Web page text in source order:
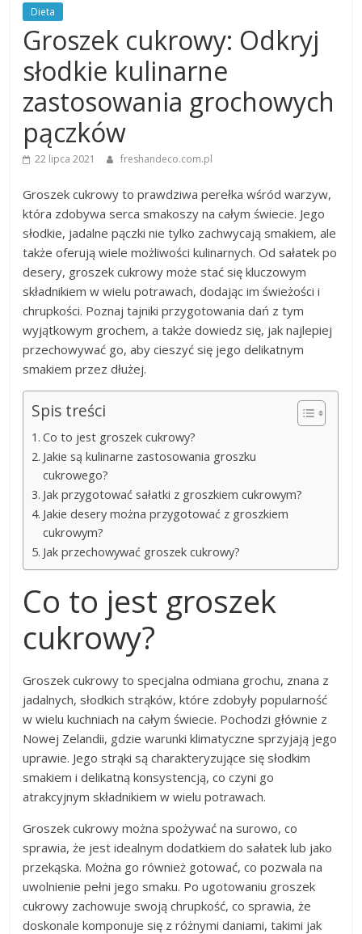
Dieta
Groszek cukrowy: Odkryj
słodkie kulinarne
zastosowania grochowych
pączków
22 lipca 2021 freshandeco.com.pl
Groszek cukrowy to prawdziwa perełka wśród warzyw,
która zdobywa serca smakoszy na całym świecie. Jego
słodkie, jadalne pączki nie tylko zachwycają smakiem, ale
także oferują wiele możliwości kulinarnych. Od sałatek po
desery, groszek cukrowy może stać się kluczowym
składnikiem w wielu potrawach, dodając im świeżości i
chrupkości. Poznaj tajniki przygotowania dań z tym
wyjątkowym grochem, a także dowiedz się, jak najlepiej
przechowywać go, aby cieszyć się jego delikatnym
smakiem przez dłużej.
Spis treści
Co to jest groszek cukrowy?
Jakie są kulinarne zastosowania groszku
cukrowego?
Jak przygotować sałatki z groszkiem cukrowym?
Jakie desery można przygotować z groszkiem
cukrowym?
Jak przechowywać groszek cukrowy?
Co to jest groszek
cukrowy?
Groszek cukrowy to specjalna odmiana grochu, znana z
jadalnych, słodkich strąków, które zdobyły popularność
w wielu kuchniach na całym świecie. Pochodzi głównie z
Nowej Zelandii, gdzie warunki klimatyczne sprzyjają jego
uprawie. Jego strąki są charakteryzujące się słodkim
smakiem i delikatną konsystencją, co czyni go
atrakcyjnym składnikiem w wielu potrawach.
Groszek cukrowy można spożywać na surowo, co
sprawia, że jest idealnym dodatkiem do sałatek lub jako
przekąska. Można go również gotować, co pozwala na
uwolnienie pełni jego smaku. Po ugotowaniu groszek
cukrowy zachowuje swoją chrupkość, co sprawia, że
doskonale komponuje się z różnymi daniami, takimi jak